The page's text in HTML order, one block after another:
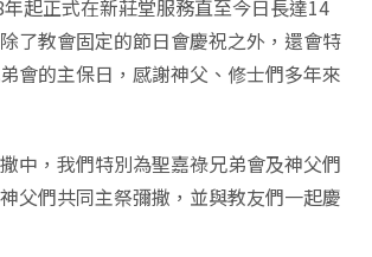
起正式在新莊堂服務直至今日長達14
了教會固定的節日會慶祝之外，還會特
會的主保日，感謝神父、修士們多年來
，我們特別為聖嘉祿兄弟會及神父們
父們共同主祭彌撒，並與教友們一起慶